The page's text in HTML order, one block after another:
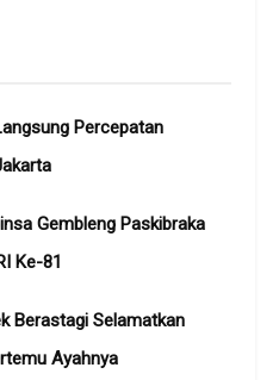
Percepatan
Gembleng Paskibraka
Ke-81
Berastagi Selamatkan
Ayahnya